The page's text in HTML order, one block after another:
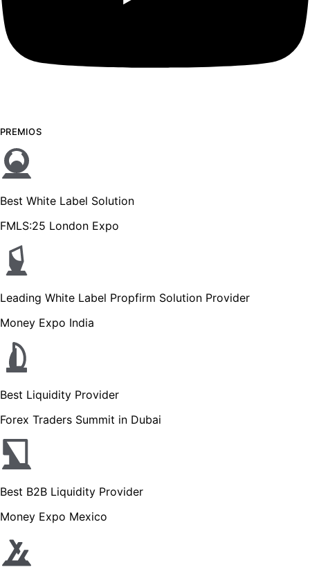
PREMIOS
Best White Label Solution
FMLS:25 London Expo
Leading White Label Propfirm Solution Provider
Money Expo India
Best Liquidity Provider
Forex Traders Summit in Dubai
Best B2B Liquidity Provider
Money Expo Mexico